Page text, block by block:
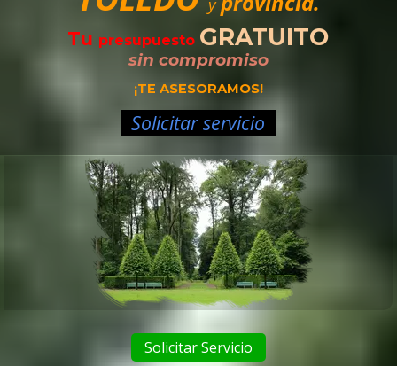
Tu presupuesto GRATUITO
sin compromiso
¡TE ASESORAMOS!
Solicitar servicio
Solicitar Servicio